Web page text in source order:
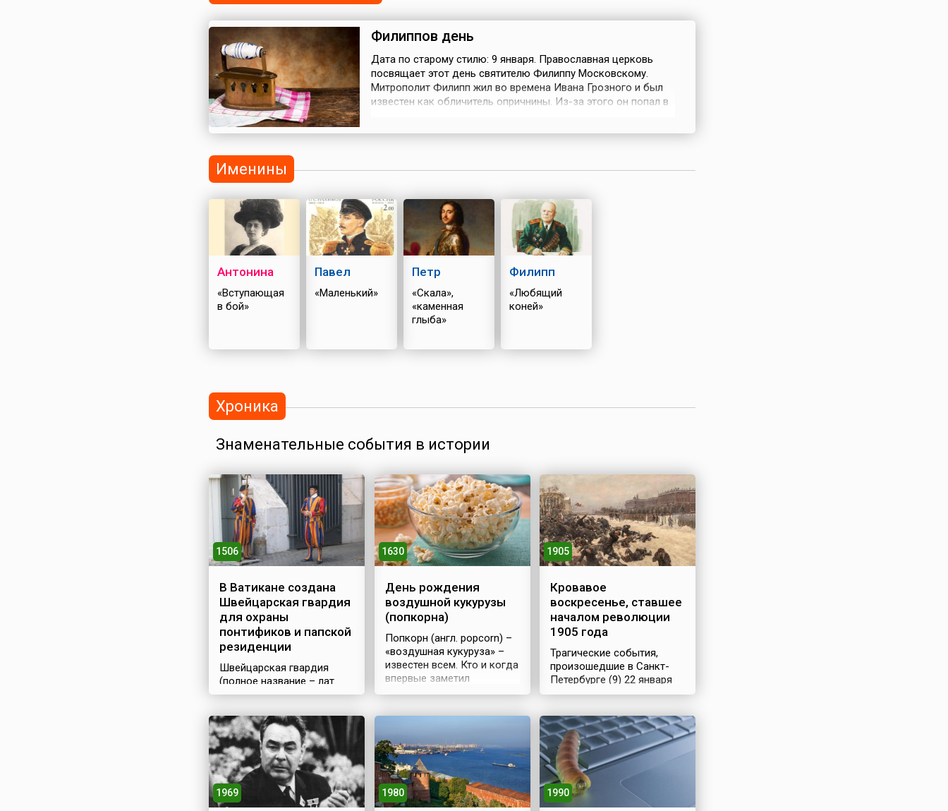
Филиппов день
Дата по старому стилю: 9 января. Православная церковь
посвящает этот день святителю Филиппу Московскому.
Митрополит Филипп жил во времена Ивана Грозного и был
известен как обличитель опричнины. Из-за этого он попал в
Именины
Антонина
«Вступающая
в бой»
Павел
«Маленький»
Петр
«Скала»,
«каменная
глыба»
Филипп
«Любящий
коней»
Хроника
Знаменательные события в истории
1506
В Ватикане создана
Швейцарская гвардия
для охраны
понтификов и папской
резиденции
Швейцарская гвардия
(полное название – лат.
Cohors pedestris
custodia Pontificis –
Пехотная когорта
швейцарцев священной
охраны Римского Папы) –
это не просто
вооруженные силы
Ватикана, а одна из
1630
День рождения
воздушной кукурузы
(попкорна)
Попкорн (англ. popcorn) –
«воздушная кукуруза» –
известен всем. Кто и когда
впервые заметил
удивительное свойство
высокой температуры,
древний человек узнал это
во время пожара. При
благоприятных условиях
зерна кукурузы могут
сохраняться очень долго.
1905
Кровавое
воскресенье, ставшее
началом революции
1905 года
Трагические события,
произошедшие в Санкт-
Петербурге (9) 22 января
1905 года, вошедшие в
Красное воскресенье,
положили начало
революции. Фактически
спланированное восстание
петербургских рабочих
сначала выглядело
безобидным шествием с
1969 1980 1990